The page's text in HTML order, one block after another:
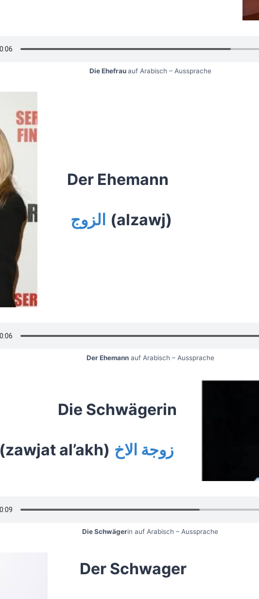
Die Ehefrauauf Arabisch – Aussprache
Der Ehemann
الزوج (alzawj)
Der Ehemannauf Arabisch – Aussprache
Die Schwägerin
(zawjat al’akh) زوجة الاخ
Die Schwägerin auf Arabisch – Aussprache
Der Schwager